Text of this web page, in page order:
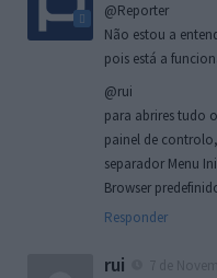
@Reporter
Não estou a
pois está a
@rui
para abrires tudo
painel de controlo,
separador Menu
Browser
Responder
rui